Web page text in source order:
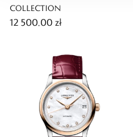
COLLECTION
12 500,00 zł